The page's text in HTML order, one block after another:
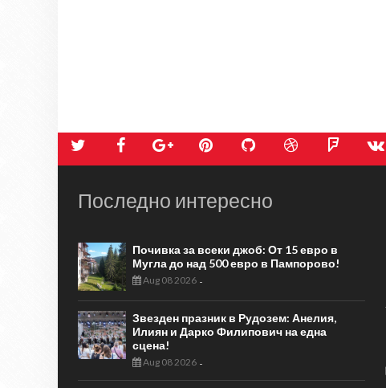
Последно интересно
Почивка за всеки джоб: От 15 евро в
Мугла до над 500 евро в Пампорово!
Aug 08 2026 -
Звезден празник в Рудозем: Анелия,
Илиян и Дарко Филипович на една
сцена!
Aug 08 2026 -